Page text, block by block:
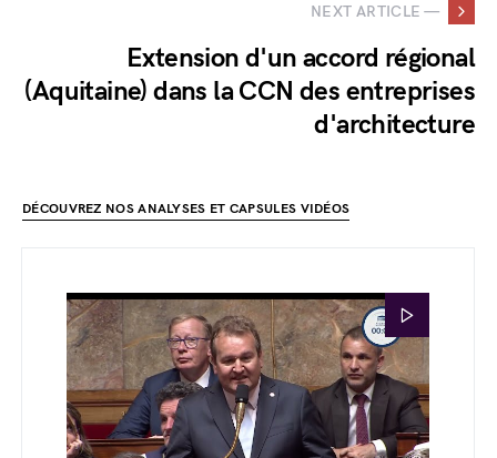
NEXT ARTICLE —
Extension d'un accord régional
(Aquitaine) dans la CCN des entreprises
d'architecture
DÉCOUVREZ NOS ANALYSES ET CAPSULES VIDÉOS